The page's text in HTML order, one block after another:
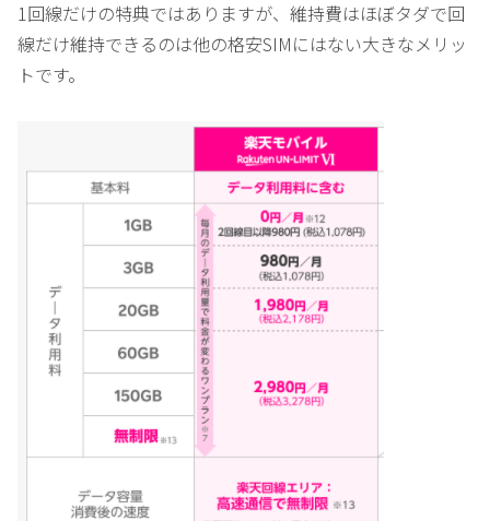
1回線だけの特典ではありますが、維持費はほぼタダで回
線だけ維持できるのは他の格安SIMにはない大きなメリッ
トです。